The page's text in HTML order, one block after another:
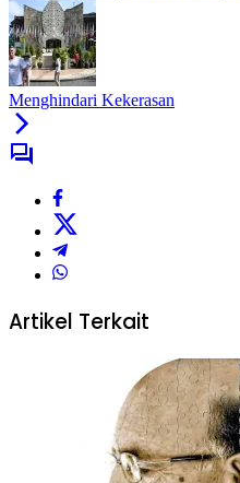
Menghindari Kekerasan
Artikel Terkait